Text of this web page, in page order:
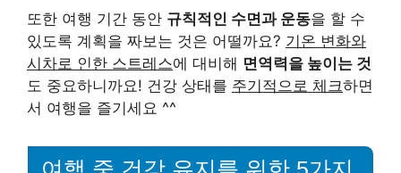
또한 여행 기간 동안 규칙적인 수면과 운동을 할 수
있도록 계획을 짜보는 것은 어떨까요? 기온 변화와
시차로 인한 스트레스에 대비해 면역력을 높이는 것
도 중요하니까요! 건강 상태를 주기적으로 체크하면
서 여행을 즐기세요 ^^